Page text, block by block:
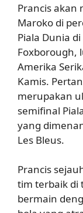
Prancis akan
Maroko di
Piala Dunia
Foxborough,
Amerika
Kamis.
merupakan
semifinal
yang
Les Bleus.
Prancis
tim terbaik di
bermain